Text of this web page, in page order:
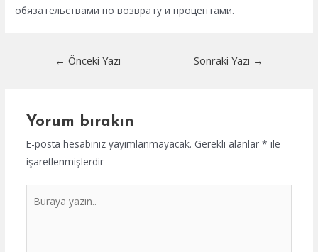
обязательствами по возврату и процентами.
← Önceki Yazı Sonraki Yazı →
Yorum bırakın
E-posta hesabınız yayımlanmayacak. Gerekli alanlar * ile
işaretlenmişlerdir